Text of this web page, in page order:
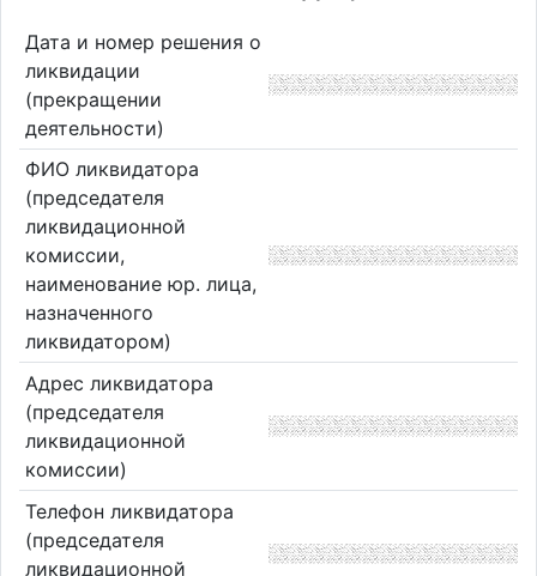
Дата и номер решения о
ликвидации
(прекращении
деятельности)
ФИО ликвидатора
(председателя
ликвидационной
комиссии,
наименование юр. лица,
назначенного
ликвидатором)
Адрес ликвидатора
(председателя
ликвидационной
комиссии)
Телефон ликвидатора
(председателя
ликвидационной